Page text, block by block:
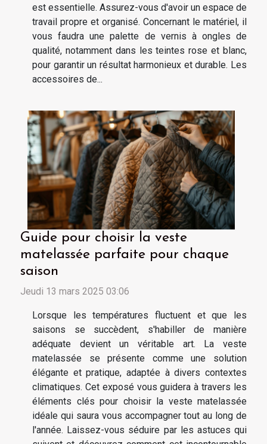
est essentielle. Assurez-vous d'avoir un espace de
travail propre et organisé. Concernant le matériel, il
vous faudra une palette de vernis à ongles de
qualité, notamment dans les teintes rose et blanc,
pour garantir un résultat harmonieux et durable. Les
accessoires de...
Guide pour choisir la veste
matelassée parfaite pour chaque
saison
Jeudi 13 mars 2025 03:06
Lorsque les températures fluctuent et que les
saisons se succèdent, s'habiller de manière
adéquate devient un véritable art. La veste
matelassée se présente comme une solution
élégante et pratique, adaptée à divers contextes
climatiques. Cet exposé vous guidera à travers les
éléments clés pour choisir la veste matelassée
idéale qui saura vous accompagner tout au long de
l'année. Laissez-vous séduire par les astuces qui